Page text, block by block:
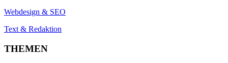
Webdesign & SEO
Text & Redaktion
THEMEN